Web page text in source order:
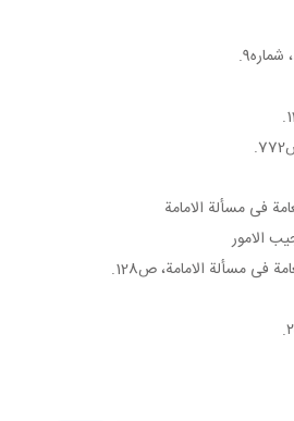
فی مسألة الامامة
الامور
فی مسألة الامامة، ص128.